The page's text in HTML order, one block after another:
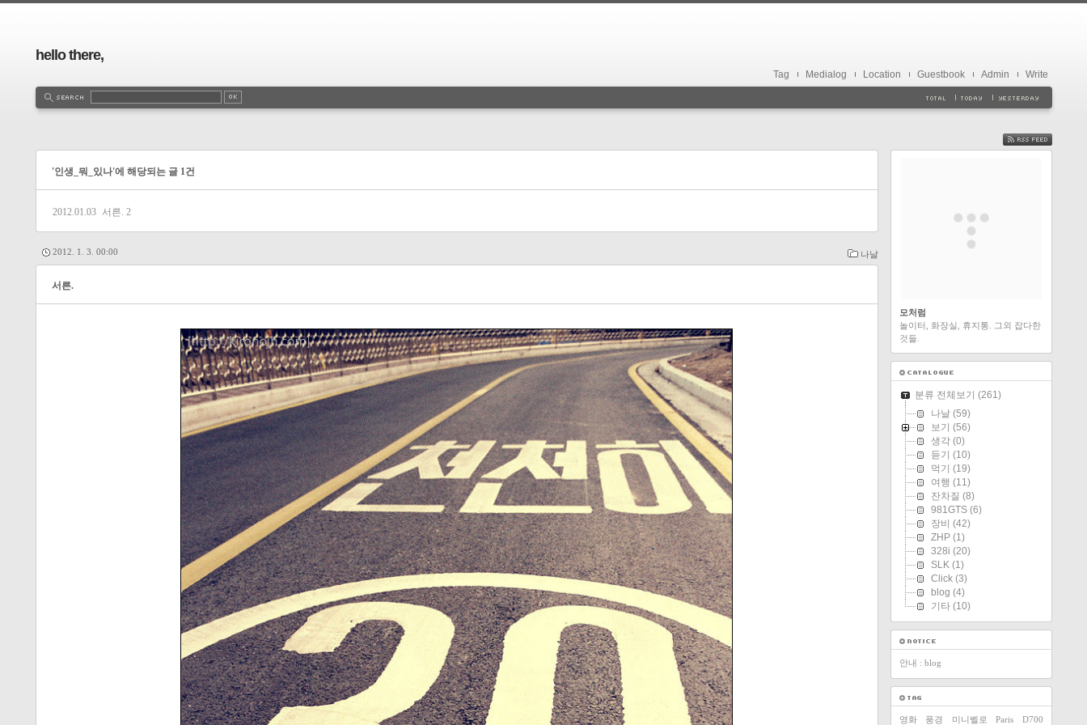
hello there,
Tag Medialog Location Guestbook Admin Write
'인생_뭐_있나'에 해당되는 글 1건
2012.01.03 서른. 2
나날
2012. 1. 3. 00:00
서른.
FEED
모처럼
놀이터, 화장실, 휴지통. 그외 잡다한
것들.
분류 전체보기 (261)
나날(59)
보기 (56)
생각(0)
듣기 (10)
먹기 (19)
여행 (11)
잔차질 (8)
981GTS(6)
장비 (42)
ZHP(1)
328i (20)
SLK(1)
Click(3)
blog (4)
기타(10)
안내 : blog
영화 풍경 미니벨로 Paris D700